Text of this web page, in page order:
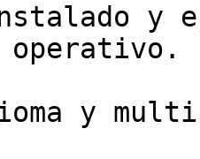
y
operativo.
y